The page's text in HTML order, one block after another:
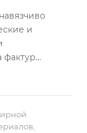
и
фактур
который